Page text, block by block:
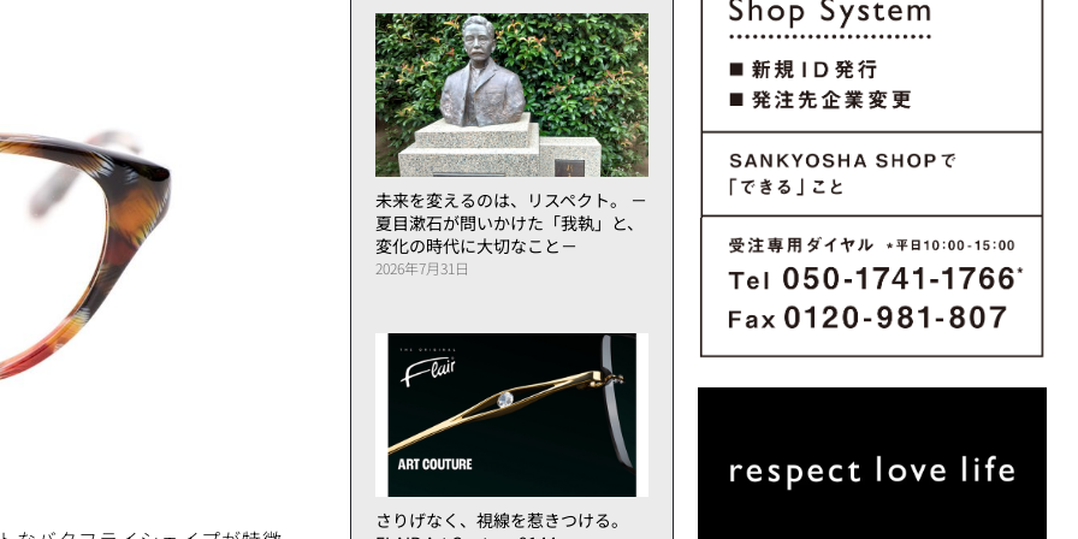
未来を変えるのは、リスペクト。 －
夏目漱石が問いかけた「我執」と、
変化の時代に大切なこと－
2026年7月31日
さりげなく、視線を惹きつける。